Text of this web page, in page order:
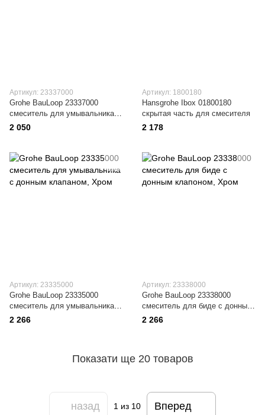
Артикул: 23337000
Grohe BauLoop 23337000
смеситель для умывальника
без донного клапана
2 050
Артикул: 1800180
Hansgrohe Ibox 01800180
cкрытая часть для смесителя
2 178
Артикул: 23335000
Grohe BauLoop 23335000
смеситель для умывальника с
донным клапаном
2 266
Артикул: 23338000
Grohe BauLoop 23338000
смеситель для биде с донным
клапоном
2 266
Показати ще 20 товаров
назад 1 из 10 Вперед